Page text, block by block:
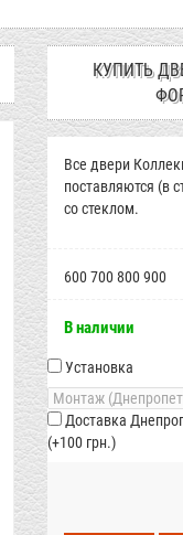
КУПИТЬ
Все двери
поставляются (в
со стеклом.
600700800900
В наличии
Установка
Доставка
(+100 грн.)